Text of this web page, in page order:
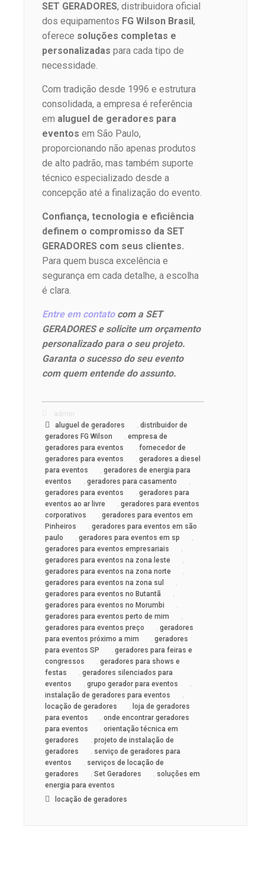
SET GERADORES, distribuidora oficial
dos equipamentos FG Wilson Brasil,
oferece soluções completas e
personalizadas para cada tipo de
necessidade.
Com tradição desde 1996 e estrutura
consolidada, a empresa é referência
em aluguel de geradores para
eventos em São Paulo,
proporcionando não apenas produtos
de alto padrão, mas também suporte
técnico especializado desde a
concepção até a finalização do evento.
Confiança, tecnologia e eficiência
definem o compromisso da SET
GERADORES com seus clientes.
Para quem busca excelência e
segurança em cada detalhe, a escolha
é clara.
Entre em contatocom a SET
GERADORES e solicite um orçamento
personalizado para o seu projeto.
Garanta o sucesso do seu evento
com quem entende do assunto.
aluguel de geradores
distribuidor de
geradores FG Wilson
empresa de
geradores para eventos
fornecedor de
geradores para eventos
geradores a diesel
para eventos
geradores de energia para
eventos
geradores para casamento
geradores para eventos
geradores para
eventos ao ar livre
geradores para eventos
corporativos
geradores para eventos em
Pinheiros
geradores para eventos em são
paulo
geradores para eventos em sp
geradores para eventos empresariais
geradores para eventos na zona leste
geradores para eventos na zona norte
geradores para eventos na zona sul
geradores para eventos no Butantã
geradores para eventos no Morumbi
geradores para eventos perto de mim
geradores para eventos preço
geradores
para eventos próximo a mim
geradores
para eventos SP
geradores para feiras e
congressos
geradores para shows e
festas
geradores silenciados para
eventos
grupo gerador para eventos
instalação de geradores para eventos
locação de geradores
loja de geradores
para eventos
onde encontrar geradores
para eventos
orientação técnica em
geradores
projeto de instalação de
geradores
serviço de geradores para
eventos
serviços de locação de
geradores
Set Geradores
soluções em
energia para eventos
locação de geradores